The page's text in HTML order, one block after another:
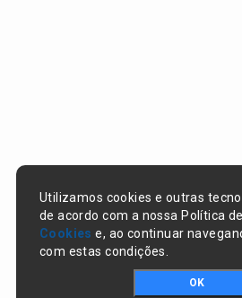
Utilizamos cookies e outras
de acordo com a nossa Política de
Cookies e, ao continuar
com estas condições.
OK